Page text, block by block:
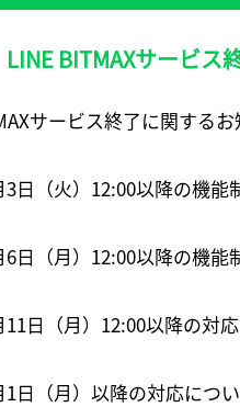
LINE BITMAXサービ
サービス終了に関する
3日（火）12:00以降の機能
6日（月）12:00以降の機能
11日（月）12:00以降の対
1日（月）以降の対応につ